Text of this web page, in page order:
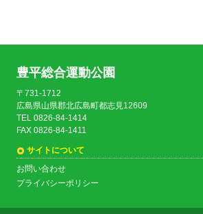
豊平総合運動公園
〒731-1712
広島県山県郡北広島町都志見12609
TEL 0826-84-1414
FAX 0826-84-1411
サイトについて
お問い合わせ
プライバシーポリシー